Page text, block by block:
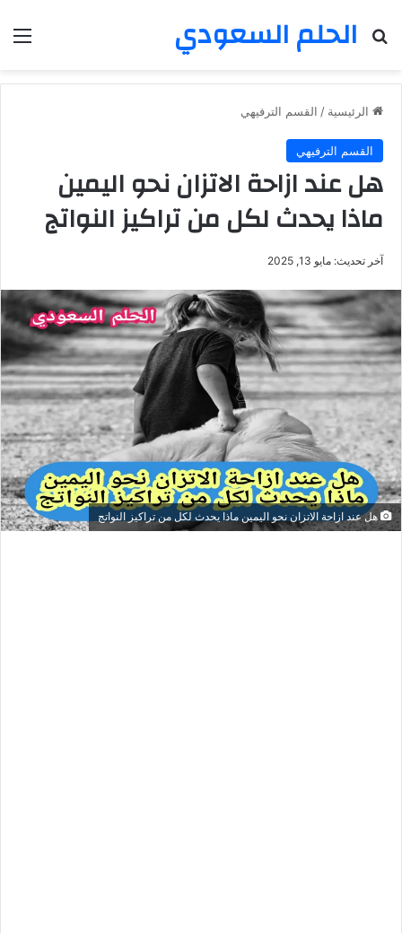
الحلم السعودي
بحث عن
الرئيسية / القسم الترفيهي
القسم الترفيهي
هل عند ازاحة الاتزان نحو اليمين
ماذا يحدث لكل من تراكيز النواتج
آخر تحديث: مايو 13, 2025
هل عند ازاحة الاتزان نحو اليمين ماذا يحدث لكل من تراكيز النواتج